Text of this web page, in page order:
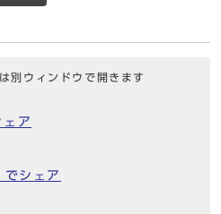
別ウィンドウで開きます
ア
シェア